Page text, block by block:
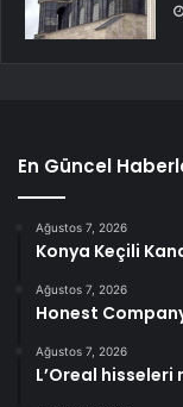
En Güncel
Ağustos 7, 2026
Konya Keçili
Ağustos 7, 2026
Honest
Ağustos 7, 2026
L’Oreal